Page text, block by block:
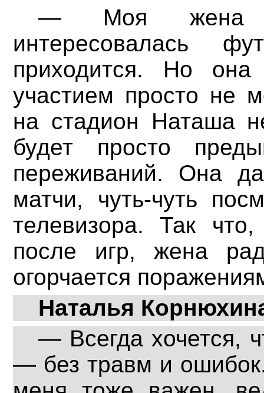
— Моя жена
интересовалась
приходится. Но
участием просто не
на стадион Наташа
будет просто
переживаний. Она
матчи, чуть-чуть
телевизора. Так
после игр, жена
огорчается
Наталья
— Всегда хочется,
— без травм и